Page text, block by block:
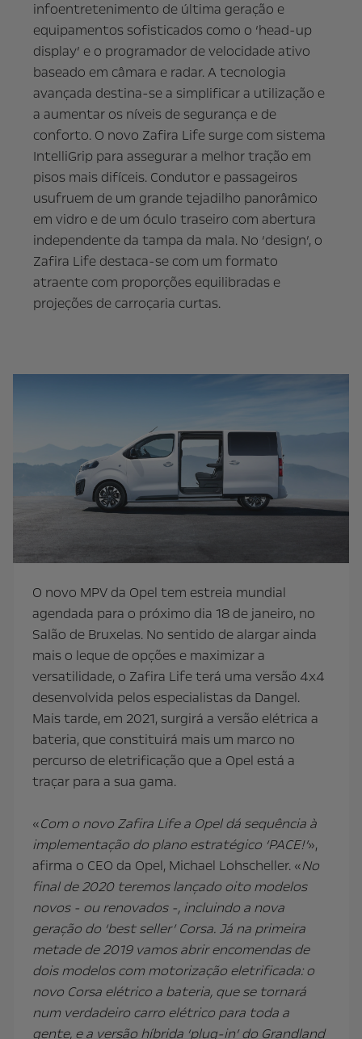
infoentretenimento de última geração e
equipamentos sofisticados como o ‘head-up
display’ e o programador de velocidade ativo
baseado em câmara e radar. A tecnologia
avançada destina-se a simplificar a utilização e
a aumentar os níveis de segurança e de
conforto. O novo Zafira Life surge com sistema
IntelliGrip para assegurar a melhor tração em
pisos mais difíceis. Condutor e passageiros
usufruem de um grande tejadilho panorâmico
em vidro e de um óculo traseiro com abertura
independente da tampa da mala. No ‘design’, o
Zafira Life destaca-se com um formato
atraente com proporções equilibradas e
projeções de carroçaria curtas.
O novo MPV da Opel tem estreia mundial
agendada para o próximo dia 18 de janeiro, no
Salão de Bruxelas. No sentido de alargar ainda
mais o leque de opções e maximizar a
versatilidade, o Zafira Life terá uma versão 4x4
desenvolvida pelos especialistas da Dangel.
Mais tarde, em 2021, surgirá a versão elétrica a
bateria, que constituirá mais um marco no
percurso de eletrificação que a Opel está a
traçar para a sua gama.
«Com o novo Zafira Life a Opel dá sequência à
implementação do plano estratégico ‘PACE!’»,
afirma o CEO da Opel, Michael Lohscheller. «No
final de 2020 teremos lançado oito modelos
novos - ou renovados -, incluindo a nova
geração do ‘best seller’ Corsa. Já na primeira
metade de 2019 vamos abrir encomendas de
dois modelos com motorização eletrificada: o
novo Corsa elétrico a bateria, que se tornará
num verdadeiro carro elétrico para toda a
gente, e a versão híbrida ‘plug-in’ do Grandland